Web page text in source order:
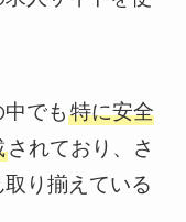
でも 特に安全
されており、さ
り揃えている